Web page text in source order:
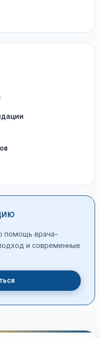
помощь врача-
и современные